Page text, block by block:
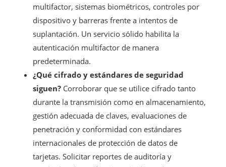
multifactor, sistemas biométricos, controles por
dispositivo y barreras frente a intentos de
suplantación. Un servicio sólido habilita la
autenticación multifactor de manera
predeterminada.
¿Qué cifrado y estándares de seguridad
siguen? Corroborar que se utilice cifrado tanto
durante la transmisión como en almacenamiento,
gestión adecuada de claves, evaluaciones de
penetración y conformidad con estándares
internacionales de protección de datos de
tarjetas. Solicitar reportes de auditoría y